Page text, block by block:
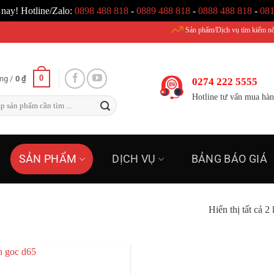
Hotline/Zalo: 0898 488 818- 0889 488 818- 0888 488 818-
Sản phẩm/Dịch vụ tìm kiếm nổi bật:
/ 0₫ 0 0274 222 5555
Hotline tư vấn mua
SẢN PHẨM DỊCH VỤ BẢNG BÁO GIÁ
Hiển thị tất cả 2